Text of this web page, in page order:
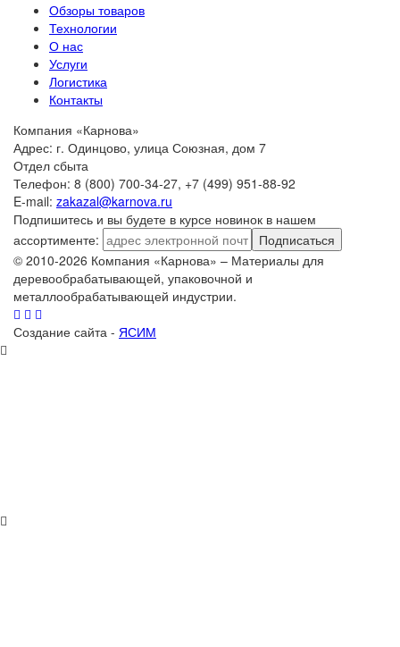
Обзоры товаров
Технологии
О нас
Услуги
Логистика
Контакты
Компания «Карнова»
Адрес: г. Одинцово, улица Союзная, дом 7
Отдел сбыта
Телефон: 8 (800) 700-34-27, +7 (499) 951-88-92
E-mail: zakazal@karnova.ru
Подпишитесь и вы будете в курсе новинок в нашем
ассортименте:
Подписаться
© 2010-2026 Компания «Карнова» – Материалы для
деревообрабатывающей, упаковочной и
металлообрабатывающей индустрии.
Создание сайта - ЯСИМ